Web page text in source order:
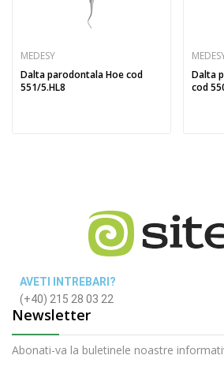
MEDESY
Dalta parodontala Hoe cod
551/5.HL8
Dalta
cod
AVETI INTREBARI?
(+40) 215 28 03 22
Newsletter
Abonati-va la buletinele noastre